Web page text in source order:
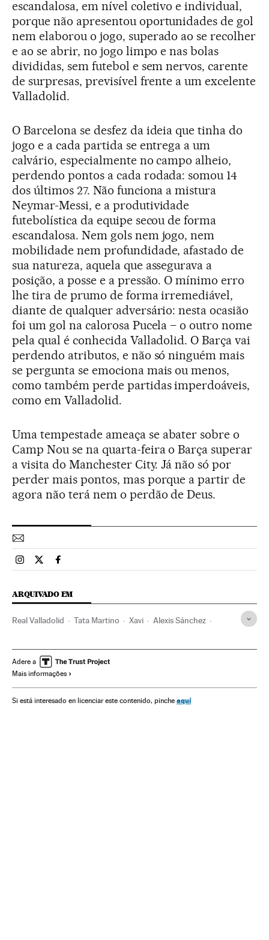
escandalosa, em nível coletivo e individual,
porque não apresentou oportunidades de gol
nem elaborou o jogo, superado ao se recolher
e ao se abrir, no jogo limpo e nas bolas
divididas, sem futebol e sem nervos, carente
de surpresas, previsível frente a um excelente
Valladolid.
O Barcelona se desfez da ideia que tinha do
jogo e a cada partida se entrega a um
calvário, especialmente no campo alheio,
perdendo pontos a cada rodada: somou 14
dos últimos 27. Não funciona a mistura
Neymar-Messi, e a produtividade
futebolística da equipe secou de forma
escandalosa. Nem gols nem jogo, nem
mobilidade nem profundidade, afastado de
sua natureza, aquela que assegurava a
posição, a posse e a pressão. O mínimo erro
lhe tira de prumo de forma irremediável,
diante de qualquer adversário: nesta ocasião
foi um gol na calorosa Pucela – o outro nome
pela qual é conhecida Valladolid. O Barça vai
perdendo atributos, e não só ninguém mais
se pergunta se emociona mais ou menos,
como também perde partidas imperdoáveis,
como em Valladolid.
Uma tempestade ameaça se abater sobre o
Camp Nou se na quarta-feira o Barça superar
a visita do Manchester City. Já não só por
perder mais pontos, mas porque a partir de
agora não terá nem o perdão de Deus.
Esportes El País Brasil en Instagram
Esportes El País Brasil en Twitter
Esportes El País Brasil en Facebook
ARQUIVADO EM
Real Valladolid Tata Martino Xavi Alexis Sánchez
Lionel Messi Primeira divisão
Competições
Adere a
Mais informações
Si está interesado en licenciar este contenido, pinche aquí